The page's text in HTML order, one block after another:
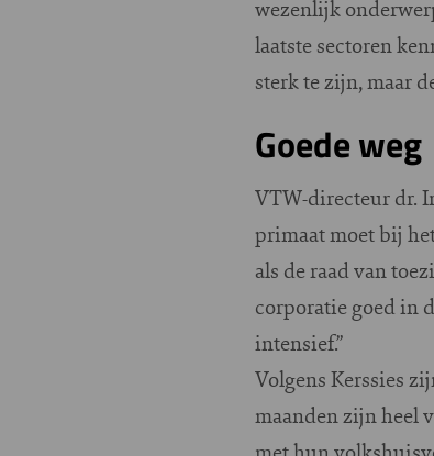
wezenlijk
laatste sectoren
sterk te zijn, maar
Goede weg
VTW-directeur dr.
primaat moet bij
als de raad van
corporatie goed in
intensief.”
Volgens Kerssies
maanden zijn heel